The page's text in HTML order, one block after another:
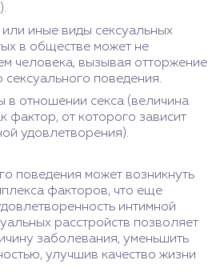
иные виды сексуальных
в обществе может не
человека, вызывая отторжение
сексуального поведения.
в отношении секса (величина
фактор, от которого зависит
удовлетворения).
поведения может возникнуть
факторов, что еще
интимной
расстройств позволяет
заболевания, уменьшить
улучшив качество жизни